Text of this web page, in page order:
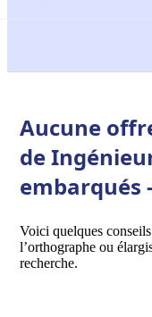
Aucune
de
embarqués
Voici quelques
l’orthographe ou
recherche.